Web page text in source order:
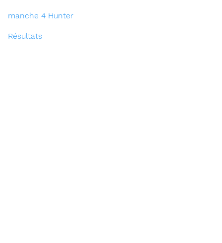
manche 4 Hunter
Résultats